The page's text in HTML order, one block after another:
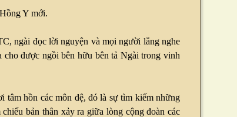
Y mới.
ngài đọc lời nguyện và mọi người lắng nghe
được ngồi bên hữu bên tả Ngài trong vinh
hồn các môn đệ, đó là sự tìm kiếm những
bản thân xảy ra giữa lòng cộng đoàn các